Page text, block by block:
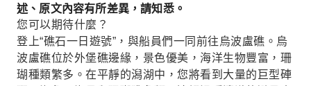
述、原文內容有所差異，請知悉。
您可以期待什麼？
登上“礁石一日遊號”，與船員們一同前往烏波盧礁。烏
波盧礁位於外堡礁邊緣，景色優美，海洋生物豐富，珊
瑚種類繁多。在平靜的潟湖中，您將看到大量的巨型硨